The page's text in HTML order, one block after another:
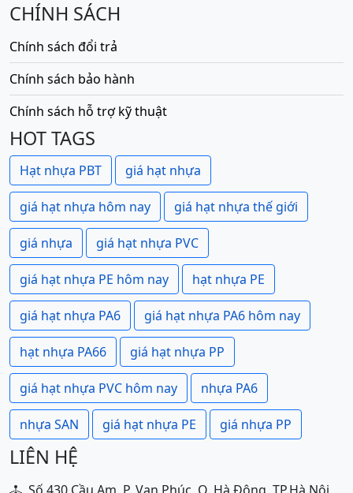
CHÍNH SÁCH
Chính sách đổi trả
Chính sách bảo hành
Chính sách hỗ trợ kỹ thuật
HOT TAGS
Hạt nhựa PBT giá hạt nhựa
giá hạt nhựa hôm nay giá hạt nhựa thế giới
giá nhựa giá hạt nhựa PVC
giá hạt nhựa PE hôm nay hạt nhựa PE
giá hạt nhựa PA6 giá hạt nhựa PA6 hôm nay
hạt nhựa PA66 giá hạt nhựa PP
giá hạt nhựa PVC hôm nay nhựa PA6
nhựa SAN giá hạt nhựa PE giá nhựa PP
LIÊN HỆ